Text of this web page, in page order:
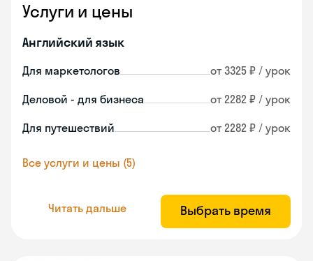
Услуги и цены
Английский язык
Для маркетологов от 3325 ₽ / урок
Деловой - для бизнеса от 2282 ₽ / урок
Для путешествий от 2282 ₽ / урок
Все услуги и цены (5)
Читать дальше Выбрать время